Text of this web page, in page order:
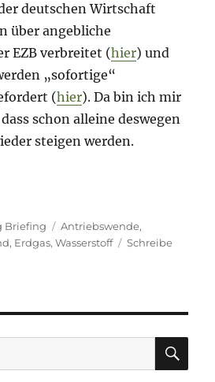
deutschen Wirtschaft
über angebliche
EZB verbreitet (hier) und
„sofortige“
(hier). Da bin ich mir
schon alleine deswegen
steigen werden.
– 25. Februar 2020 –
Briefing Schlagwörter
Antriebswende,
, Erdgas,Wasserstoff
Schreibe